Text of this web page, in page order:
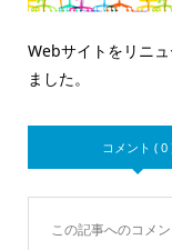
Webサイトをリニ
ました。
コメント ( 0
この記事へのコメン